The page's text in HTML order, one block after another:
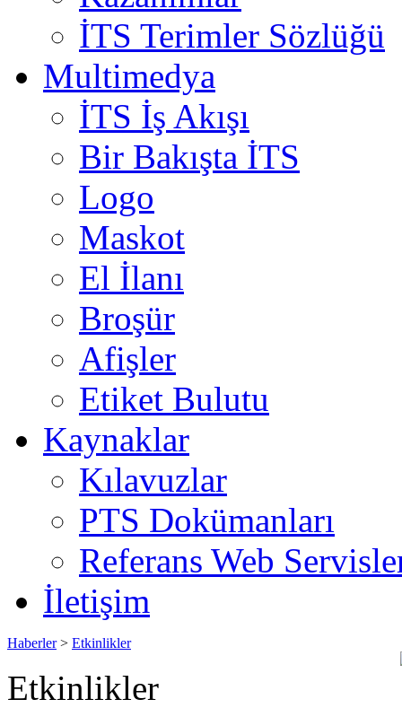
İTS Terimler Sözlüğü
Multimedya
İTS İş Akışı
Bir Bakışta İTS
Logo
Maskot
El İlanı
Broşür
Afişler
Etiket Bulutu
Kaynaklar
Kılavuzlar
PTS Dokümanları
Referans Web
İletişim
Haberler> Etkinlikler
Etkinlikler